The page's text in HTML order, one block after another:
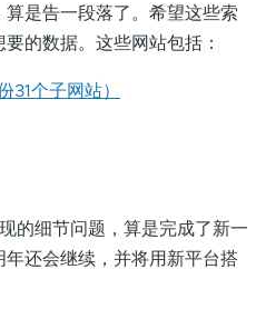
是告一段落了。希望这些索
的数据。这些网站包括：
31个子网站）
细节问题，算是完成了新一
还会继续，并将用新平台搭